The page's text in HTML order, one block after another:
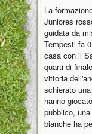
La
Juniores
guidata da
Tempesti fa
casa con il
quarti di
vittoria
schierato
hanno
pubblico,
bianche ha